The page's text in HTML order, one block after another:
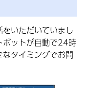
いただいていまし
ボットが自動で24時
タイミングでお問